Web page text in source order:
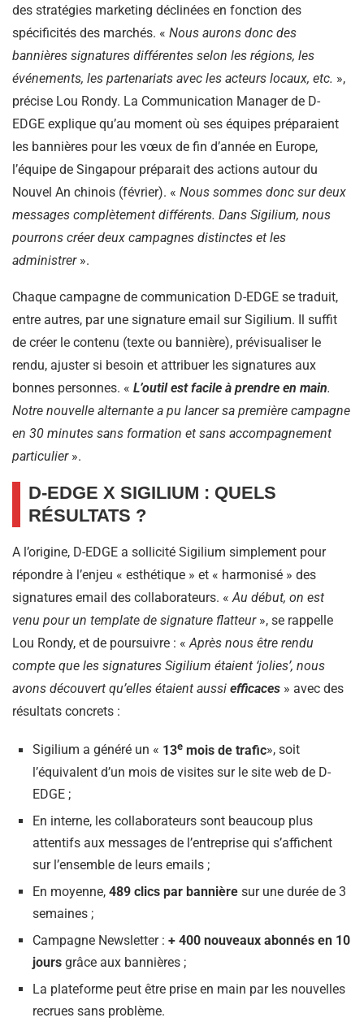
des stratégies marketing déclinées en fonction des
spécificités des marchés. « Nous aurons donc des
bannières signatures différentes selon les régions, les
événements, les partenariats avec les acteurs locaux, etc. »,
précise Lou Rondy. La Communication Manager de D-
EDGE explique qu’au moment où ses équipes préparaient
les bannières pour les vœux de fin d’année en Europe,
l’équipe de Singapour préparait des actions autour du
Nouvel An chinois (février). « Nous sommes donc sur deux
messages complètement différents. Dans Sigilium, nous
pourrons créer deux campagnes distinctes et les
administrer».
Chaque campagne de communication D-EDGE se traduit,
entre autres, par une signature email sur Sigilium. Il suffit
de créer le contenu (texte ou bannière), prévisualiser le
rendu, ajuster si besoin et attribuer les signatures aux
bonnes personnes. « L’outil est facile à prendre en main.
Notre nouvelle alternante a pu lancer sa première campagne
en 30 minutes sans formation et sans accompagnement
particulier».
D-EDGE X SIGILIUM : QUELS
RÉSULTATS ?
A l’origine, D-EDGE a sollicité Sigilium simplement pour
répondre à l’enjeu « esthétique » et « harmonisé » des
signatures email des collaborateurs. «Au début, on est
venu pour un template de signature flatteur», se rappelle
Lou Rondy, et de poursuivre : «Après nous être rendu
compte que les signatures Sigilium étaient ‘jolies’, nous
avons découvert qu’elles étaient aussi efficaces » avec des
résultats concrets :
Sigilium a généré un « 13e mois de trafic», soit
l’équivalent d’un mois de visites sur le site web de D-
EDGE ;
En interne, les collaborateurs sont beaucoup plus
attentifs aux messages de l’entreprise qui s’affichent
sur l’ensemble de leurs emails ;
En moyenne, 489 clics par bannière sur une durée de 3
semaines ;
Campagne Newsletter : + 400 nouveaux abonnés en 10
jours grâce aux bannières ;
La plateforme peut être prise en main par les nouvelles
recrues sans problème.